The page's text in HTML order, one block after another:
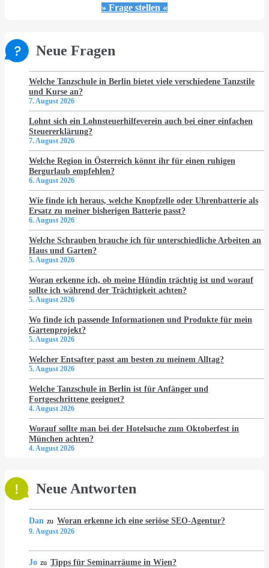
» Frage stellen «
Neue Fragen
Welche Tanzschule in Berlin bietet viele verschiedene Tanzstile
und Kurse an?
7. August 2026
Lohnt sich ein Lohnsteuerhilfeverein auch bei einer einfachen
Steuererklärung?
7. August 2026
Welche Region in Österreich könnt ihr für einen ruhigen
Bergurlaub empfehlen?
6. August 2026
Wie finde ich heraus, welche Knopfzelle oder Uhrenbatterie als
Ersatz zu meiner bisherigen Batterie passt?
6. August 2026
Welche Schrauben brauche ich für unterschiedliche Arbeiten an
Haus und Garten?
5. August 2026
Woran erkenne ich, ob meine Hündin trächtig ist und worauf
sollte ich während der Trächtigkeit achten?
5. August 2026
Wo finde ich passende Informationen und Produkte für mein
Gartenprojekt?
5. August 2026
Welcher Entsafter passt am besten zu meinem Alltag?
5. August 2026
Welche Tanzschule in Berlin ist für Anfänger und
Fortgeschrittene geeignet?
4. August 2026
Worauf sollte man bei der Hotelsuche zum Oktoberfest in
München achten?
4. August 2026
Neue Antworten
Dan zu Woran erkenne ich eine seriöse SEO-Agentur?
9. August 2026
Jo zu Tipps für Seminarräume in Wien?